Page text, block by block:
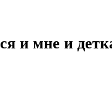
и мне и